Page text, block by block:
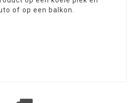
of op een balkon.